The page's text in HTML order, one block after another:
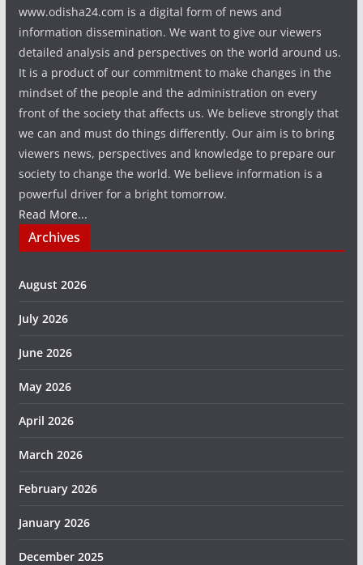
www.odisha24.com is a digital form of news and
information dissemination. We want to give our viewers
detailed analysis and perspectives on the world around us.
It is a product of our commitment to make changes in the
mindset of the people and the administration on every
front of the society that affects us. We believe strongly that
we can and must do things differently. Our aim is to bring
viewers news, perspectives and knowledge to prepare our
society to change the world. We believe information is a
powerful driver for a bright tomorrow.
Read More...
Archives
August 2026
July 2026
June 2026
May 2026
April 2026
March 2026
February 2026
January 2026
December 2025